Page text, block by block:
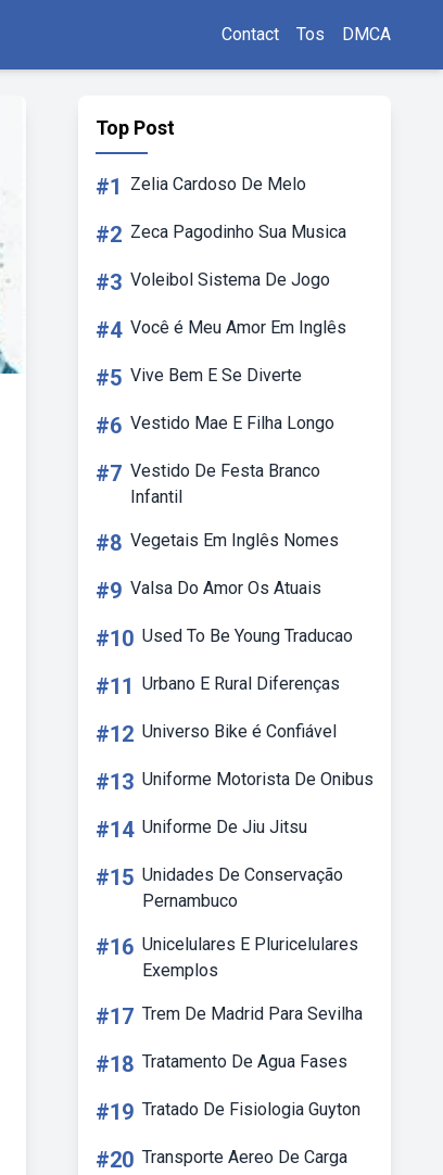
Contact Tos DMCA
Top Post
#1 Zelia Cardoso De Melo
#2 Zeca Pagodinho Sua Musica
#3 Voleibol Sistema De Jogo
#4 Você é Meu Amor Em Inglês
#5 Vive Bem E Se Diverte
#6 Vestido Mae E Filha Longo
#7 Vestido De Festa Branco
Infantil
#8 Vegetais Em Inglês Nomes
#9 Valsa Do Amor Os Atuais
#10 Used To Be Young Traducao
#11 Urbano E Rural Diferenças
#12 Universo Bike é Confiável
#13 Uniforme Motorista De Onibus
#14 Uniforme De Jiu Jitsu
#15 Unidades De Conservação
Pernambuco
#16 Unicelulares E Pluricelulares
Exemplos
#17 Trem De Madrid Para Sevilha
#18 Tratamento De Agua Fases
#19 Tratado De Fisiologia Guyton
#20 Transporte Aereo De Carga